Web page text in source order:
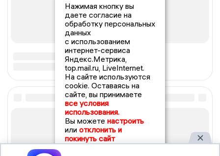
Нажимая кнопку вы
даете согласие на
обработку персональных
данных
с использованием
интернет-сервиса
Яндекс.Метрика,
top.mail.ru, LiveInternet.
На сайте используются
cookie. Оставаясь на
сайте, вы принимаете
все условия
использования.
Вы можете настроить
или отклонить и
покинуть сайт